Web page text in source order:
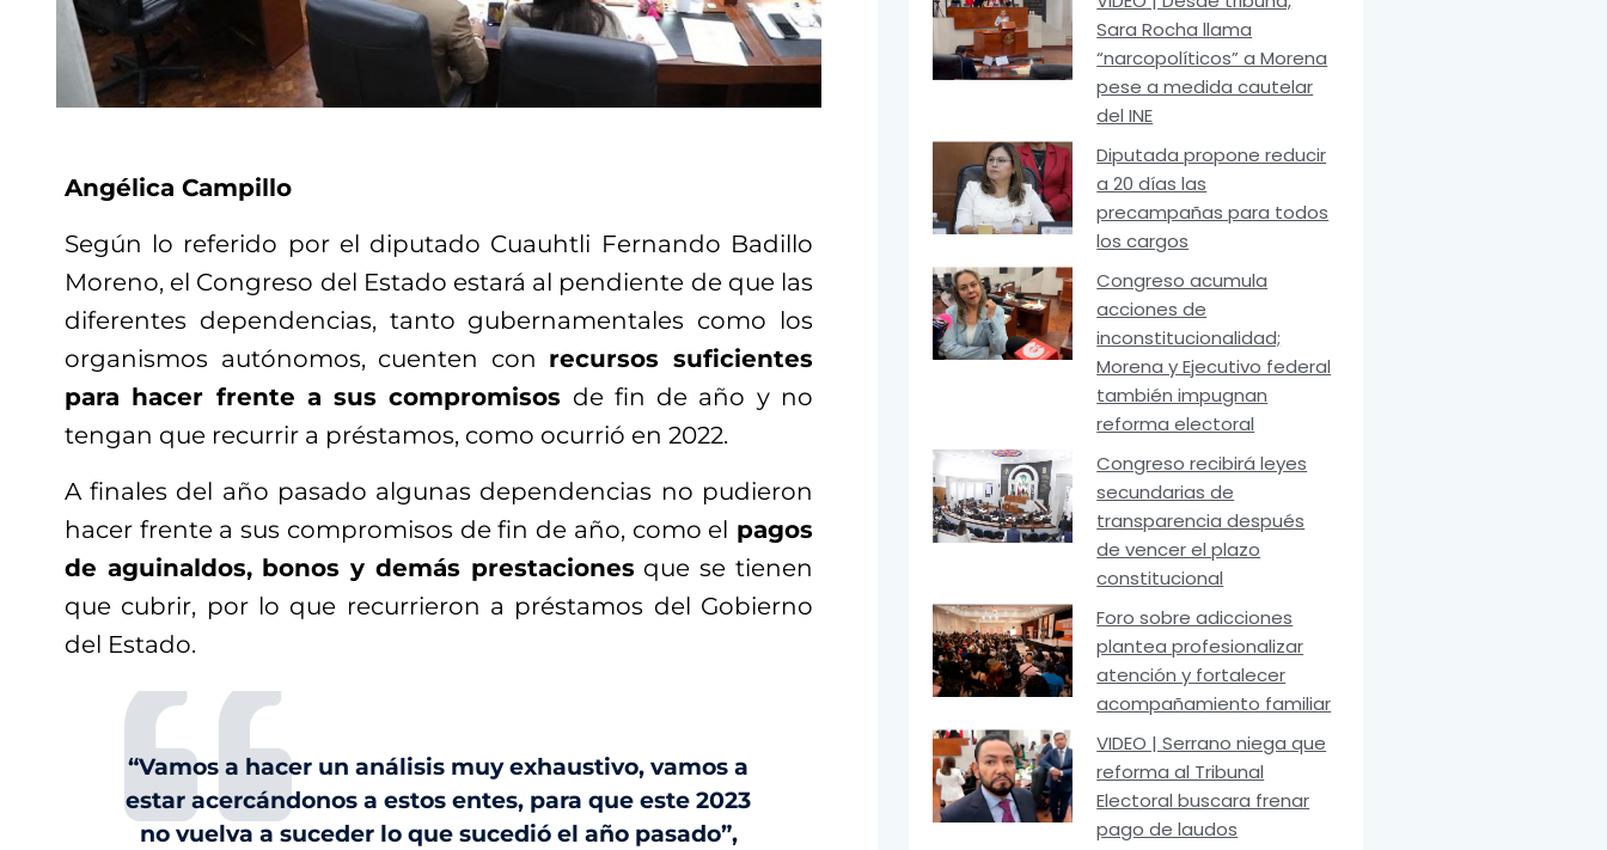
Angélica Campillo
Según lo referido por el diputado Cuauhtli Fernando Badillo
Moreno, el Congreso del Estado estará al pendiente de que las
diferentes dependencias, tanto gubernamentales como los
organismos autónomos, cuenten con recursos suficientes
para hacer frente a sus compromisos de fin de año y no
tengan que recurrir a préstamos, como ocurrió en 2022.
A finales del año pasado algunas dependencias no pudieron
hacer frente a sus compromisos de fin de año, como el pagos
de aguinaldos, bonos y demás prestaciones que se tienen
que cubrir, por lo que recurrieron a préstamos del Gobierno
del Estado.
“Vamos a hacer un análisis muy exhaustivo, vamos a
estar acercándonos a estos entes, para que este 2023
no vuelva a suceder lo que sucedió el año pasado”,
Sara Rocha llama
“narcopolíticos” a Morena
pese a medida cautelar
del INE
Diputada propone reducir
a 20 días las
precampañas para todos
los cargos
Congreso acumula
acciones de
inconstitucionalidad;
Morena y Ejecutivo federal
también impugnan
reforma electoral
Congreso recibirá leyes
secundarias de
transparencia después
de vencer el plazo
constitucional
Foro sobre adicciones
plantea profesionalizar
atención y fortalecer
acompañamiento familiar
VIDEO | Serrano niega que
reforma al Tribunal
Electoral buscara frenar
pago de laudos